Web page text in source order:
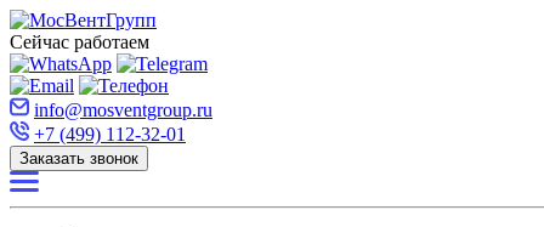
Сейчас работаем
info@mosventgroup.ru
+7 (499) 112-32-01
Заказать звонок